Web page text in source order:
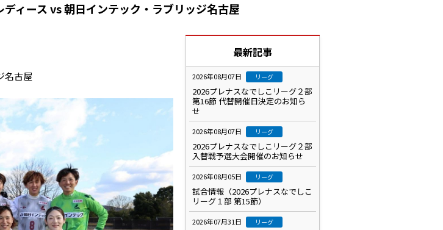
ィース vs 朝日インテック・ラブリッジ名古屋
名古屋
最新記事
2026年08月07日 リーグ
2026プレナスなでしこリーグ２部
第16節 代替開催日決定のお知ら
せ
2026年08月07日 リーグ
2026プレナスなでしこリーグ２部
入替戦予選大会開催のお知らせ
2026年08月05日 リーグ
試合情報（2026プレナスなでしこ
リーグ１部 第15節）
2026年07月31日 リーグ